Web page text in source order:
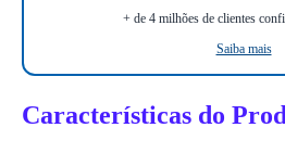
+ de 4 milhões de clientes
Saiba mais
Características do